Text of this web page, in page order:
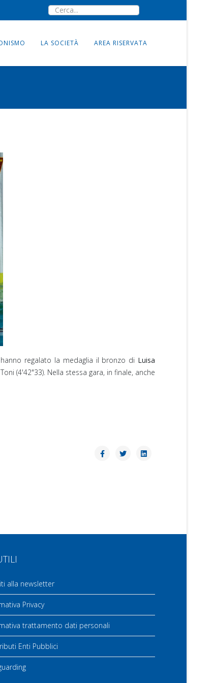
LA SOCIETÀ AREA RISERVATA
regalato la medaglia il bronzo di Luisa
(4'42"33). Nella stessa gara, in finale, anche
alla newsletter
Privacy
trattamento dati personali
Enti Pubblici